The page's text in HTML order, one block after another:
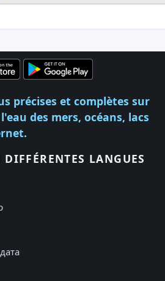
précises et complètes sur
des mers, océans, lacs
DIFFÉRENTES LANGUES